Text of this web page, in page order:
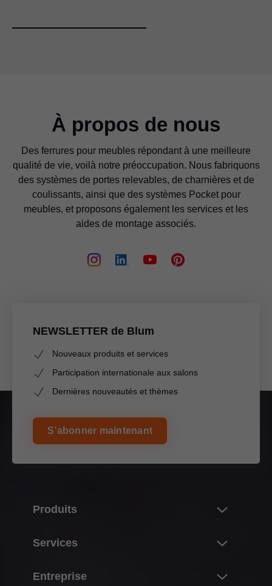
À propos de nous
Des ferrures pour meubles répondant à une meilleure
qualité de vie, voilà notre préoccupation. Nous fabriquons
des systèmes de portes relevables, de charnières et de
coulissants, ainsi que des systèmes Pocket pour
meubles, et proposons également les services et les
aides de montage associés.
NEWSLETTER de Blum
Nouveaux produits et services
Participation internationale aux salons
Dernières nouveautés et thèmes
S’abonner maintenant
Produits
Systèmes de portes relevables
Services
Entreprise